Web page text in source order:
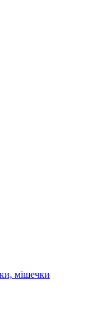
мішечки